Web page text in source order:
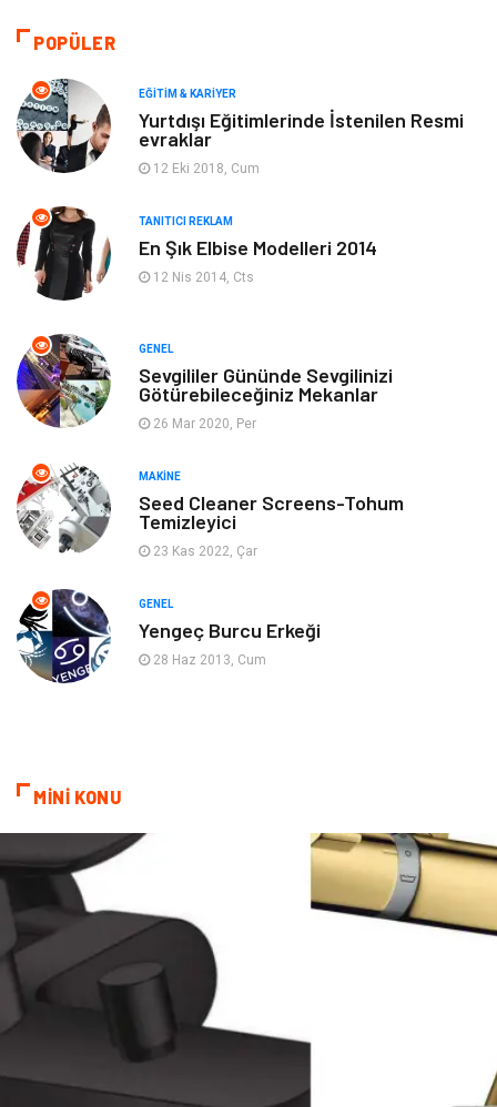
Moda
Makine
Elektronik
Giyim
Ev Dekorasyon Organizasyon
Anne & Çocuk Genel Kültür
Ev İşleri
Gençlik & Eğlence
Mobilya
Evlilik Rehberi
Astroloji Keyfinizi Kaçırmayın
Sigorta
Yazı Tahtaları
POPÜLER
EĞITIM & KARIYER
Yurtdışı Eğitimlerinde İstenilen Resmi
evraklar
12 Eki 2018, Cum
TANITICI REKLAM
En Şık Elbise Modelleri 2014
12 Nis 2014, Cts
GENEL
Sevgililer Gününde Sevgilinizi
Götürebileceğiniz Mekanlar
26 Mar 2020, Per
MAKINE
Seed Cleaner Screens-Tohum
Temizleyici
23 Kas 2022, Çar
GENEL
Yengeç Burcu Erkeği
28 Haz 2013, Cum
MİNİ KONU